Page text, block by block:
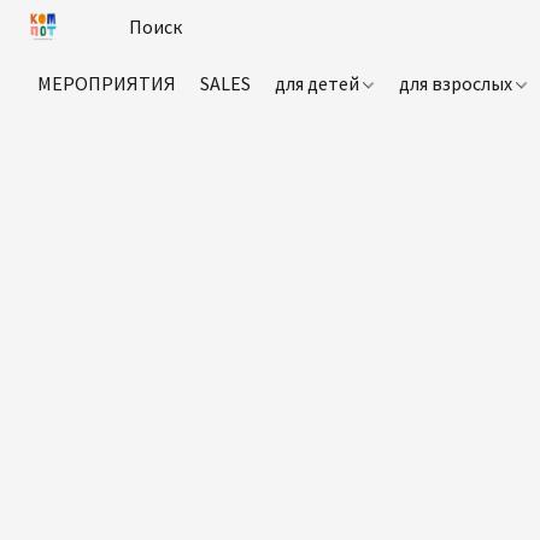
МЕРОПРИЯТИЯ SALES для детей для взрослых